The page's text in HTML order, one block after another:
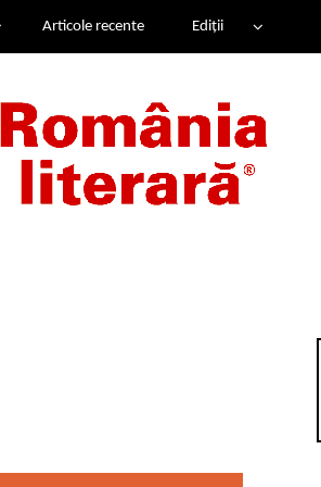
Articole recente Ediții